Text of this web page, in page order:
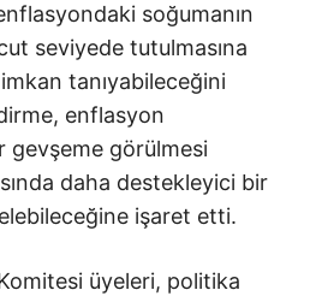
soğumanın
seviyede tutulmasına
tanıyabileceğini
enflasyon
gevşeme görülmesi
daha destekleyici bir
işaret etti.
üyeleri, politika